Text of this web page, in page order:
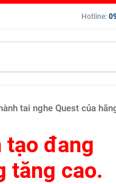
Hotline:
tai nghe Quest của
tạo đang
tăng cao.